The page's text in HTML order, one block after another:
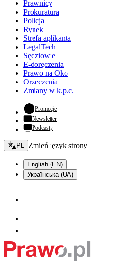
Prawnicy
Prokuratura
Policja
Rynek
Strefa aplikanta
LegalTech
Sędziowie
E-doręczenia
Prawo na Oko
Orzeczenia
Zmiany w k.p.c.
Promocje- otwiera się w nowej karcie
Newsletter
Podcasty
Zmień język - bieżący:
PL Zmień język strony
English (EN)
Українська (UA)